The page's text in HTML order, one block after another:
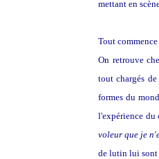
mettant en
Tout
On retrouve
tout chargés
formes du
l'expérience du
voleur que je
de lutin lui sont